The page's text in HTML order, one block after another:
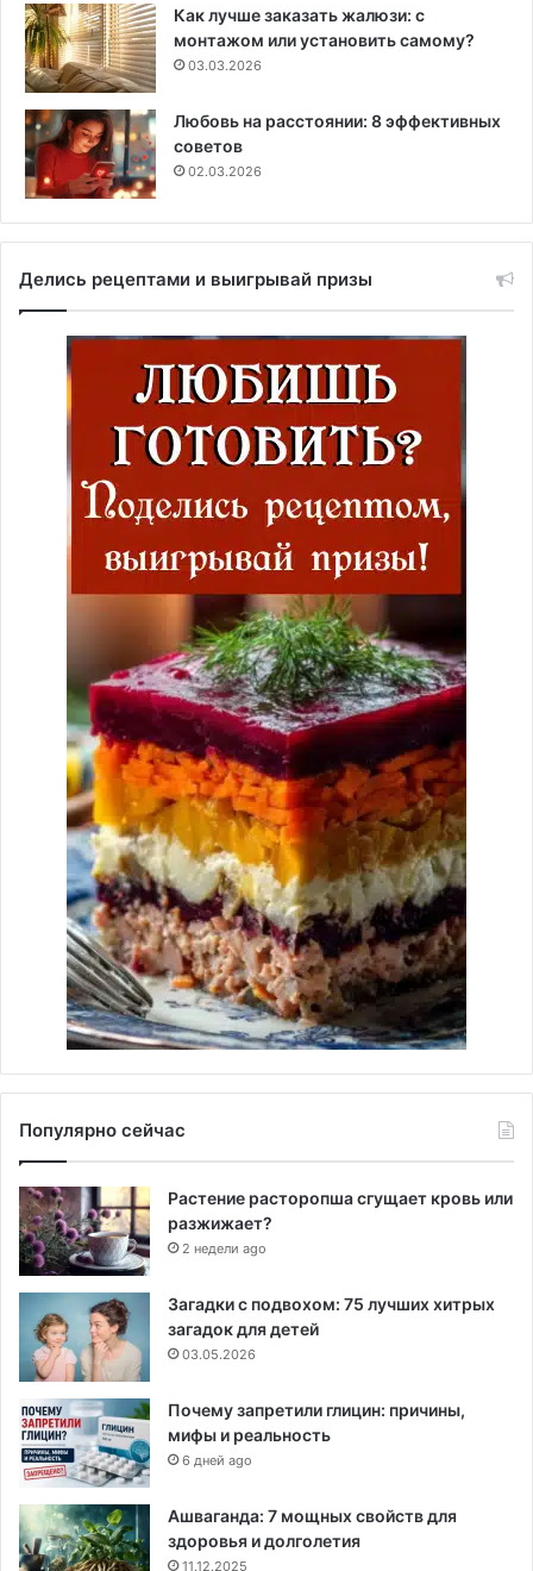
Как лучше заказать жалюзи: с
монтажом или установить самому?
03.03.2026
Любовь на расстоянии: 8 эффективных
советов
02.03.2026
Делись рецептами и выигрывай призы
Популярно сейчас
Растение расторопша сгущает кровь или
разжижает?
2 недели ago
Загадки с подвохом: 75 лучших хитрых
загадок для детей
03.05.2026
Почему запретили глицин: причины,
мифы и реальность
6 дней ago
Ашваганда: 7 мощных свойств для
здоровья и долголетия
11.12.2025